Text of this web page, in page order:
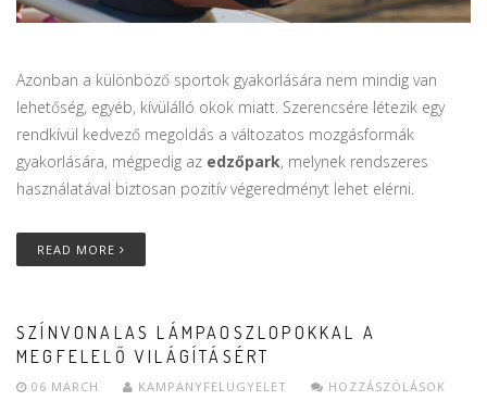
Azonban a különböző sportok gyakorlására nem mindig van
lehetőség, egyéb, kívülálló okok miatt. Szerencsére létezik egy
rendkívül kedvező megoldás a változatos mozgásformák
gyakorlására, mégpedig az edzőpark, melynek rendszeres
használatával biztosan pozitív végeredményt lehet elérni.
READ MORE
SZÍNVONALAS LÁMPAOSZLOPOKKAL A
MEGFELELŐ VILÁGÍTÁSÉRT
06 MARCH KAMPANYFELUGYELET HOZZÁSZÓLÁSOK